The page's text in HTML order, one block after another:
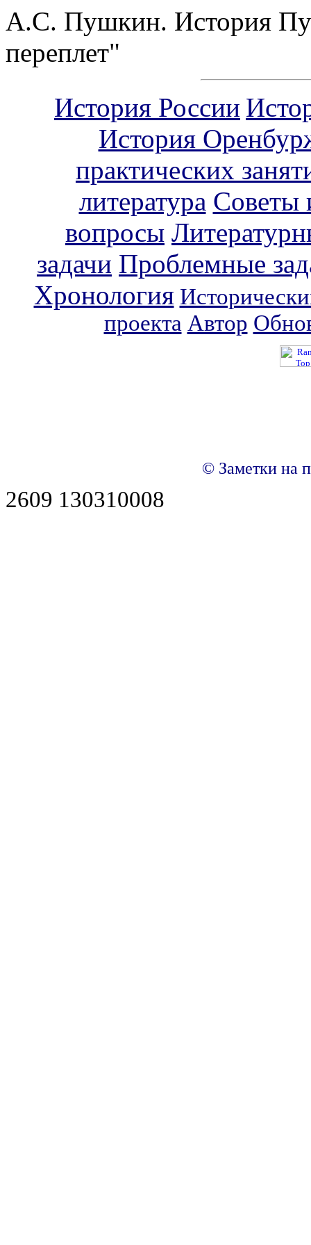
А.С. Пушкин. История
переплет"
История России
История
практических
литература Советы
вопросы
задачи Проблемные
Хронология
проекта Автор
© Заметки на
2609 130310008